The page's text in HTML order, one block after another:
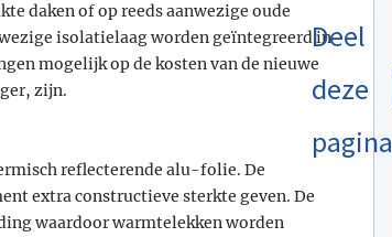
daken of op reeds aanwezige oude
isolatielaag worden geïntegreerd in
mogelijk op de kosten van de nieuwe
zijn.
reflecterende alu-folie. De
extra constructieve sterkte geven. De
waardoor warmtelekken worden
Deel
deze
pagina